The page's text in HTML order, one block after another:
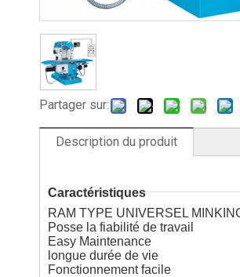
Partager sur:
Description du produit
Caractéristiques
RAM TYPE UNIVERSEL
Posse la fiabilité de travail
Easy Maintenance
longue durée de vie
Fonctionnement facile